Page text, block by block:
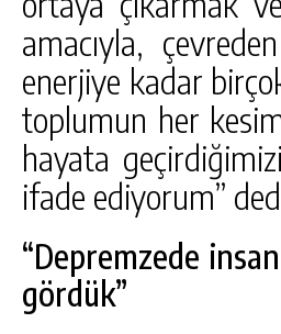
amacıyla,
enerjiye kadar
toplumun her
hayata
ifade ediyorum”
“Depremzede
gördük”